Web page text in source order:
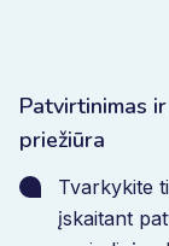
Patvirtinimas
priežiūra
Tvarkykite
įskaitant